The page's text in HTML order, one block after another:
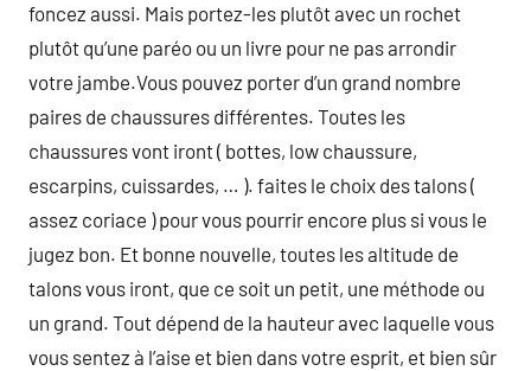
foncez aussi. Mais portez-les plutôt avec un rochet
plutôt qu’une paréo ou un livre pour ne pas arrondir
votre jambe.Vous pouvez porter d’un grand nombre
paires de chaussures différentes. Toutes les
chaussures vont iront ( bottes, low chaussure,
escarpins, cuissardes, … ). faites le choix des talons (
assez coriace ) pour vous pourrir encore plus si vous le
jugez bon. Et bonne nouvelle, toutes les altitude de
talons vous iront, que ce soit un petit, une méthode ou
un grand. Tout dépend de la hauteur avec laquelle vous
vous sentez à l’aise et bien dans votre esprit, et bien sûr